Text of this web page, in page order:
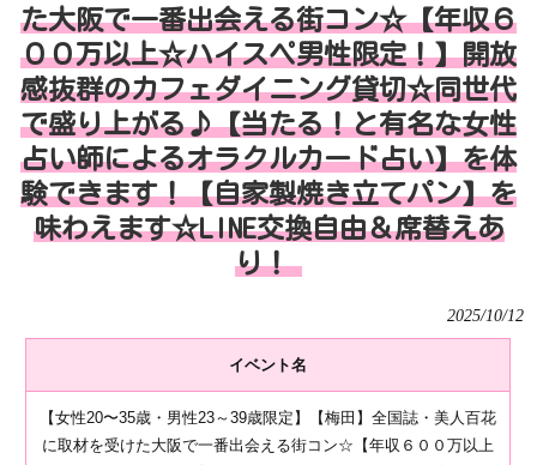
た大阪で一番出会える街コン☆【年収６
００万以上☆ハイスペ男性限定！】開放
感抜群のカフェダイニング貸切☆同世代
で盛り上がる♪【当たる！と有名な女性
占い師によるオラクルカード占い】を体
験できます！【自家製焼き立てパン】を
味わえます☆LINE交換自由＆席替えあ
り！
2025/10/12
イベント名
【女性20〜35歳・男性23～39歳限定】【梅田】全国誌・美人百花
に取材を受けた大阪で一番出会える街コン☆【年収６００万以上